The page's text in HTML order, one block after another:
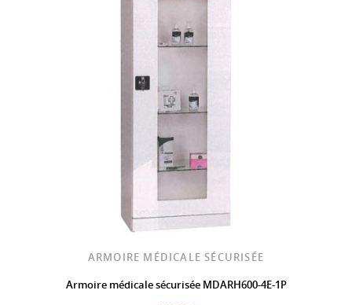
ARMOIRE MÉDICALE SÉCURISÉE
Armoire médicale sécurisée MDARH600-4E-1P